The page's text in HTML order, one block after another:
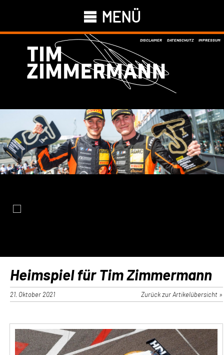
MENÜ
DISCLAIMER DATENSCHUTZ IMPRESSUM
Heimspiel für Tim Zimmermann
21. Oktober 2021 Zurück zur Artikelübersicht »